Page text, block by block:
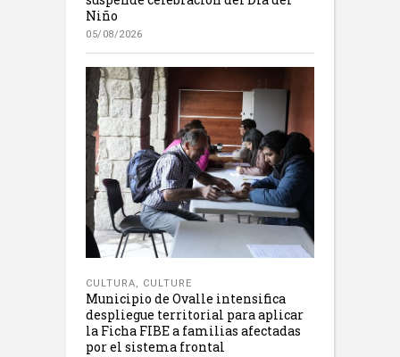
Niño
05/08/2026
CULTURA, CULTURE
Municipio de Ovalle intensifica
despliegue territorial para aplicar
la Ficha FIBE a familias afectadas
por el sistema frontal